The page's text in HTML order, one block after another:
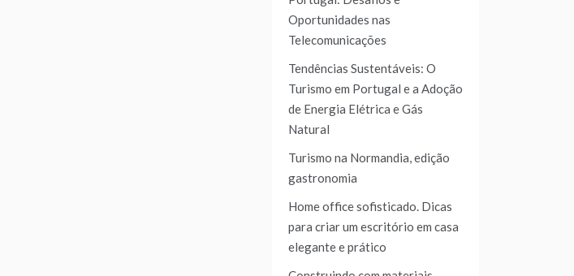
Oportunidades nas
Telecomunicações
Tendências Sustentáveis: O
Turismo em Portugal e a Adoção
de Energia Elétrica e Gás
Natural
Turismo na Normandia, edição
gastronomia
Home office sofisticado. Dicas
para criar um escritório em casa
elegante e prático